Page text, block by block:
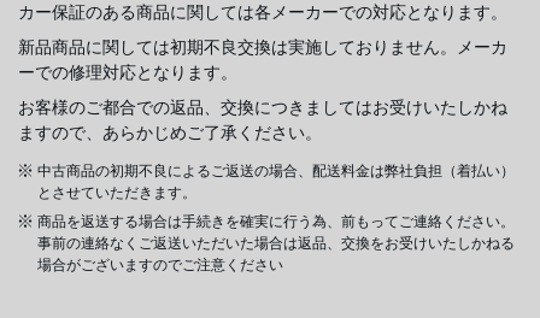
カー保証のある商品に関しては各メーカーでの対応となります。
新品商品に関しては初期不良交換は実施しておりません。メーカ
ーでの修理対応となります。
お客様のご都合での返品、交換につきましてはお受けいたしかね
ますので、あらかじめご了承ください。
中古商品の初期不良によるご返送の場合、配送料金は弊社負担（着払い）
とさせていただきます。
商品を返送する場合は手続きを確実に行う為、前もってご連絡ください。
事前の連絡なくご返送いただいた場合は返品、交換をお受けいたしかねる
場合がございますのでご注意ください